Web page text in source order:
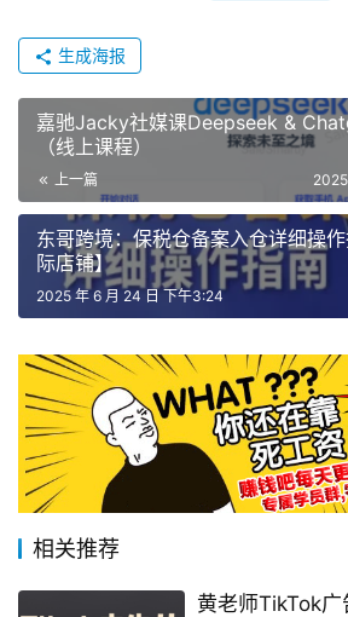
生成海报
嘉驰Jacky社媒课Deepseek &
（线上课程）
上一篇
东哥跨境：保税仓备案入仓详细操
际店铺】
2025 年 6 月 24 日 下午3:24
相关推荐
黄老师TikTok